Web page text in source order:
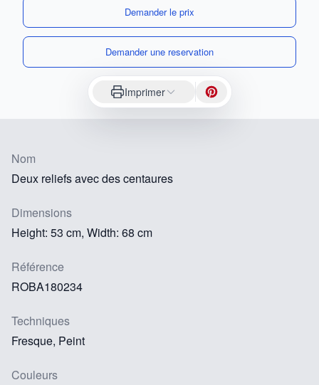
Demander le prix
Demander une reservation
Imprimer
Nom
Deux reliefs avec des centaures
Dimensions
Height: 53 cm, Width: 68 cm
Référence
ROBA180234
Techniques
Fresque, Peint
Couleurs